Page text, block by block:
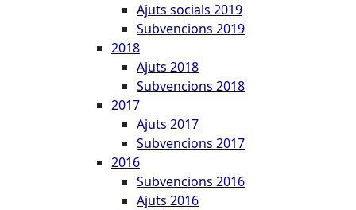
Ajuts socials 2019
Subvencions 2019
2018
Ajuts 2018
Subvencions 2018
2017
Ajuts 2017
Subvencions 2017
2016
Subvencions 2016
Ajuts 2016